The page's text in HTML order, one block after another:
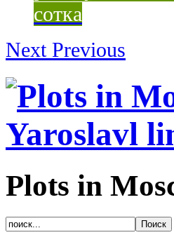
сотка
Next Previous
Plots in